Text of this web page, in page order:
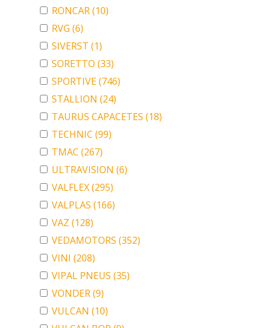
RONCAR(10)
RVG (6)
SIVERST (1)
SORETTO (33)
SPORTIVE(746)
STALLION (24)
TAURUS CAPACETES (18)
TECHNIC (99)
TMAC (267)
ULTRAVISION (6)
VALFLEX(295)
VALPLAS (166)
VAZ (128)
VEDAMOTORS (352)
VINI (208)
VIPAL PNEUS (35)
VONDER(9)
VULCAN (10)